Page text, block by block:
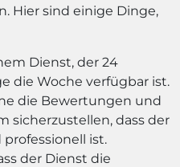
Hier sind einige Dinge,
Dienst, der 24
die Woche verfügbar ist.
die Bewertungen und
sicherzustellen, dass der
ist.
der Dienst die